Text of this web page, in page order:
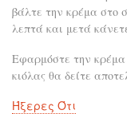
βάλτε την κρέμα στο
λεπτά και μετά
Εφαρμόστε την
κιόλας θα δείτε
Ήξερες Ότι